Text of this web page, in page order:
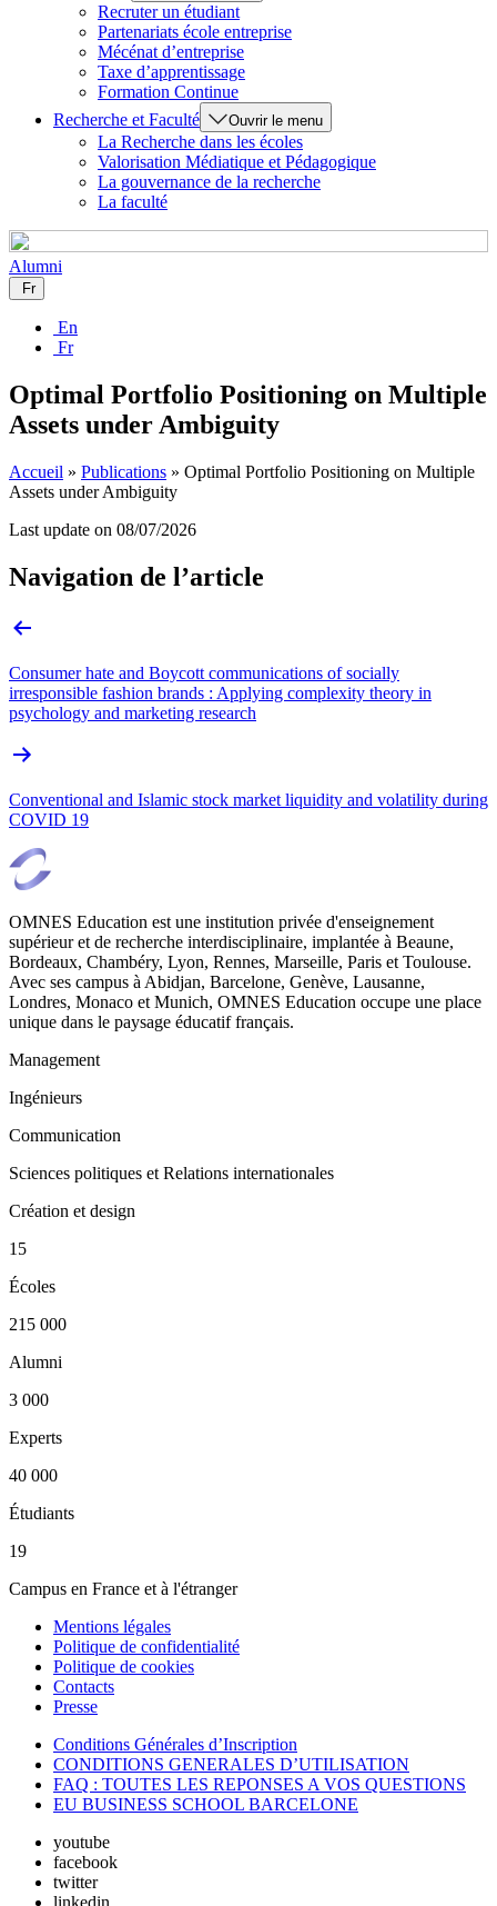
Recruter un étudiant
Partenariats école entreprise
Mécénat d’entreprise
Taxe d’apprentissage
Formation Continue
Recherche et Faculté
Ouvrir le menu
La Recherche dans les écoles
Valorisation Médiatique et Pédagogique
La gouvernance de la recherche
La faculté
Alumni
Fr
En
Fr
Optimal Portfolio Positioning on Multiple
Assets under Ambiguity
Accueil » Publications » Optimal Portfolio Positioning on Multiple
Assets under Ambiguity
Last update on 08/07/2026
Navigation de l’article
Consumer hate and Boycott communications of socially
irresponsible fashion brands : Applying complexity theory in
psychology and marketing research
Conventional and Islamic stock market liquidity and volatility during
COVID 19
OMNES Education est une institution privée d'enseignement
supérieur et de recherche interdisciplinaire, implantée à Beaune,
Bordeaux, Chambéry, Lyon, Rennes, Marseille, Paris et Toulouse.
Avec ses campus à Abidjan, Barcelone, Genève, Lausanne,
Londres, Monaco et Munich, OMNES Education occupe une place
unique dans le paysage éducatif français.
Management
Ingénieurs
Communication
Sciences politiques et Relations internationales
Création et design
15
Écoles
215 000
Alumni
3 000
Experts
40 000
Étudiants
19
Campus en France et à l'étranger
Mentions légales
Politique de confidentialité
Politique de cookies
Contacts
Presse
Conditions Générales d’Inscription
CONDITIONS GENERALES D’UTILISATION
FAQ : TOUTES LES REPONSES A VOS QUESTIONS
EU BUSINESS SCHOOL BARCELONE
youtube
facebook
twitter
linkedin